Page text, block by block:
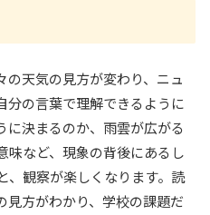
の天気の見方が変わり、ニュ
分の言葉で理解できるように
に決まるのか、雨雲が広がる
味など、現象の背後にあるし
、観察が楽しくなります。読
見方がわかり、学校の課題だ